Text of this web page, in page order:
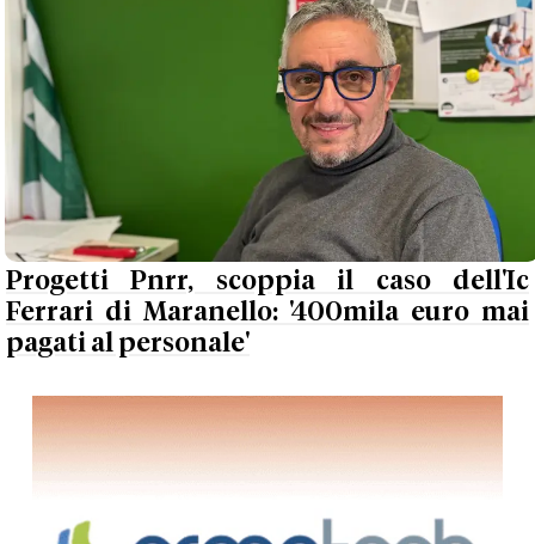
Progetti Pnrr, scoppia il caso dell'Ic
Ferrari di Maranello: '400mila euro mai
pagati al personale'